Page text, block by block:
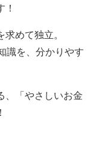
めて独立。
識を、分かりやす
、「やさしいお金